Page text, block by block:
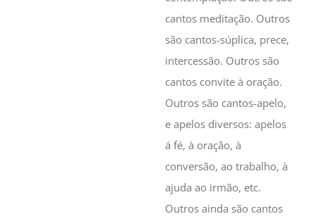
cantos meditação. Outros
são cantos-súplica, prece,
intercessão. Outros são
cantos convite à oração.
Outros são cantos-apelo,
e apelos diversos: apelos
á fé, à oração, à
conversão, ao trabalho, à
ajuda ao irmão, etc.
Outros ainda são cantos